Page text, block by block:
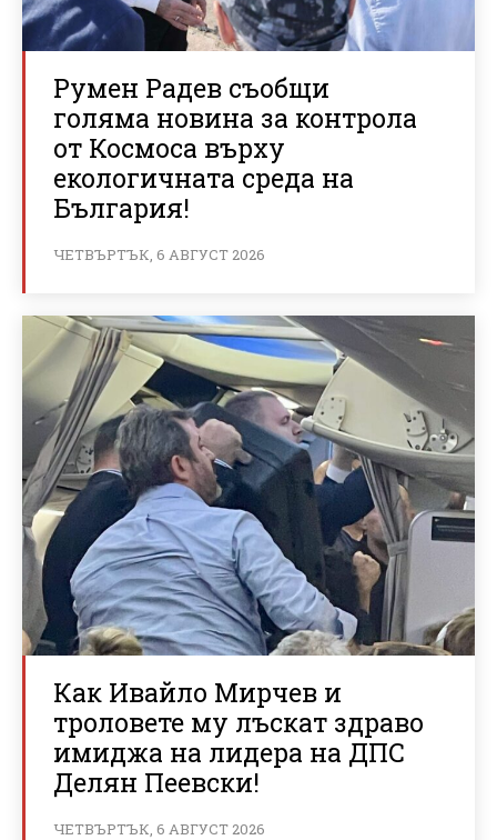
Румен Радев съобщи
голяма новина за контрола
от Космоса върху
екологичната среда на
България!
ЧЕТВЪРТЪК, 6 АВГУСТ 2026
Как Ивайло Мирчев и
троловете му лъскат здраво
имиджа на лидера на ДПС
Делян Пеевски!
ЧЕТВЪРТЪК, 6 АВГУСТ 2026